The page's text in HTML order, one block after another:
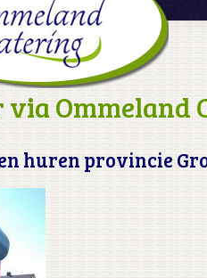
Ommeland
huren provincie